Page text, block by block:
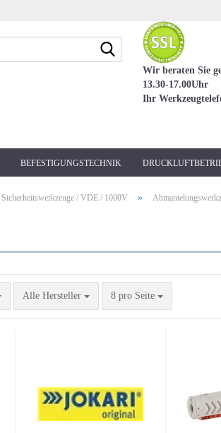
Suche...
Wir beraten Sie
13.30-17.00Uhr
Ihr
BEFESTIGUNGSTECHNIK
Sicherheitswerkzeuge / VDE / 1000V »
Alle Hersteller 8 pro Seite
pro Seite